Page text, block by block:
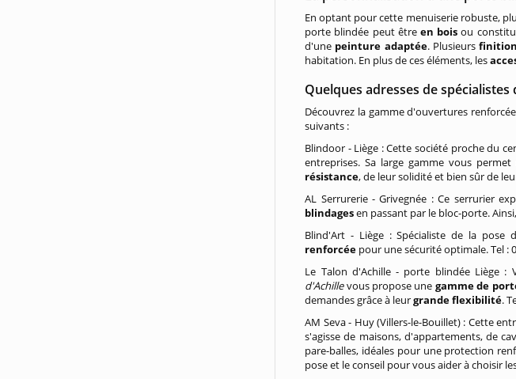
En optant pour cette menuiserie robuste,
porte blindée peut êtreen bois ou
d'une peinture adaptée. Plusieurs
habitation. En plus de ces éléments, les
Quelques adresses de
Découvrez la gamme d'ouvertures
suivants :
Blindoor - Liège : Cette société proche du
entreprises. Sa large gamme vous
résistance, de leur solidité et bien sûr de
AL Serrurerie - Grivegnée : Ce serrurier
blindagesen passant par le bloc-porte.
Blind'Art - Liège : Spécialiste de la pose
renforcée pour une sécurité optimale. Tel :
Le Talon d'Achille - porte blindée Liège :
d'Achillevous propose une gamme de
demandes grâce à leurgrande flexibilité.
AM Seva - Huy (Villers-le-Bouillet) : Cette
s'agisse de maisons, d'appartements, de
pare-balles, idéales pour une protection
pose et le conseil pour vous aider à choisir